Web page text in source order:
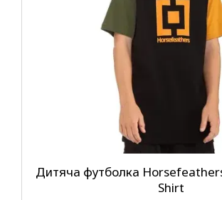
Дитяча футболка
Shirt